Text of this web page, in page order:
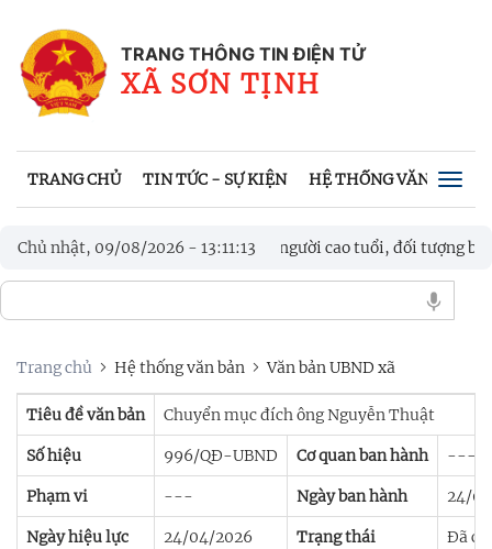
TRANG THÔNG TIN ĐIỆN TỬ
XÃ SƠN TỊNH
TRANG CHỦ TIN TỨC - SỰ KIỆN HỆ THỐNG VĂN BẢN
Chủ nhật, 09/08/2026 - 13:11:14
mắt mô hình “3 nhất” hỗ trợ người cao tuổi, đối tượng bảo trợ
Trang chủ Hệ thống văn bản Văn bản UBND xã
Tiêu đề văn bản Chuyển mục đích ông Nguyễn Thuật
Số hiệu 996/QĐ-UBND Cơ quan ban hành ---
Phạm vi --- Ngày ban hành 24/
Ngày hiệu lực 24/04/2026 Trạng thái Đã